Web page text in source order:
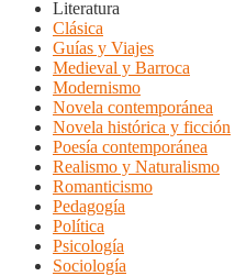
Literatura
Clásica
Guías y Viajes
Medieval y Barroca
Modernismo
Novela contemporánea
Novela histórica y ficción
Poesía contemporánea
Realismo y Naturalismo
Romanticismo
Pedagogía
Política
Psicología
Sociología